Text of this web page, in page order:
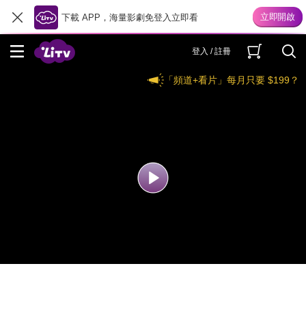
下載 APP，海量影劇免登入立即看
登入 / 註冊
「頻道+看片」每月只要 $199？